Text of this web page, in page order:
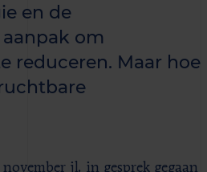
en de
om
reduceren. Maar hoe
jl. in gesprek gegaan